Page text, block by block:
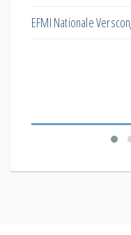
EFMI Nationale